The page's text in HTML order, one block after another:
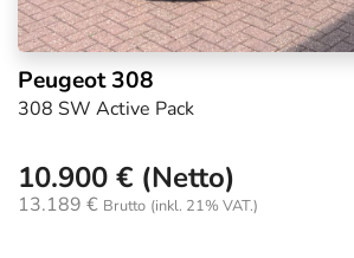
Peugeot 308
308 SW Active Pack
10.900 € (Netto)
13.189 € Brutto (inkl. 21% VAT.)